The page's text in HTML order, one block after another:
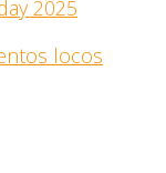
2025
locos